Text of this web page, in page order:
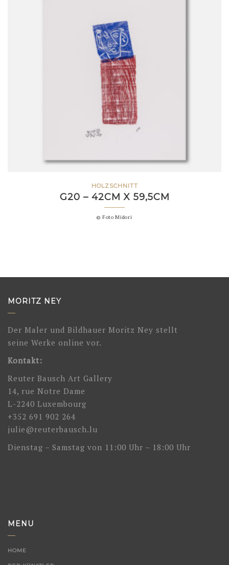
HOLZSCHNITT
G20 – 42CM X 59,5CM
© Foto Midori
MORITZ NEY
Der Maler und Bildhauer Moritz Ney stellt
seine Werke online vor.
Kontakt:
Reuter Bausch Art Gallery
14, rue Notre Dame
L-2240 Luxembourg
+352 691 902 264
julie@reuterbausch.lu
Dienstag – Samstag von 11:00 Uhr – 18:00 Uhr
MENU
HOME